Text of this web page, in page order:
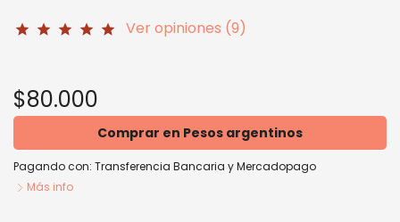
star star star star star Ver opiniones (9)
$80.000
Comprar en Pesos argentinos
Pagando con: Transferencia Bancaria yMercadopago
Más info